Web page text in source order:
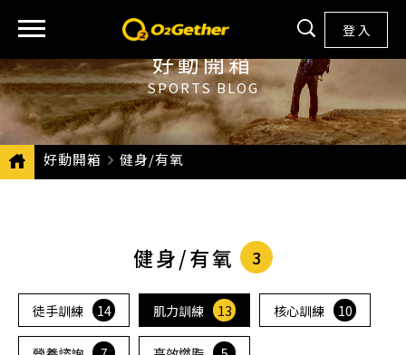
登 入
好動開箱
SPORTS BLOG
好動開箱 CURRENT:
健身/有氧
健身/有氧 3
徒手訓練 14 肌力訓練 13 核心訓練 10